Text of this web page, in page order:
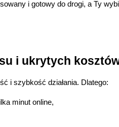
i gotowy do drogi, a Ty
i ukrytych
i szybkość działania. Dlatego:
minut online,